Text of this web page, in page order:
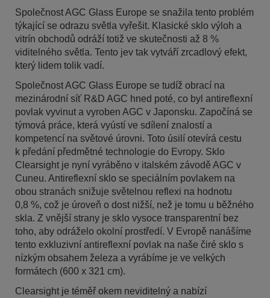
Společnost AGC Glass Europe se snažila tento problém
týkající se odrazu světla vyřešit. Klasické sklo výloh a
vitrín obchodů odráží totiž ve skutečnosti až 8 %
viditelného světla. Tento jev tak vytváří zrcadlový efekt,
který lidem tolik vadí.
Společnost AGC Glass Europe se tudíž obrací na
mezinárodní síť R&D AGC hned poté, co byl antireflexní
povlak vyvinut a vyroben AGC v Japonsku. Započíná se
týmová práce, která vyústí ve sdílení znalostí a
kompetencí na světové úrovni. Toto úsilí otevírá cestu
k předání předmětné technologie do Evropy. Sklo
Clearsight je nyní vyráběno v italském závodě AGC v
Cuneu. Antireflexní sklo se speciálním povlakem na
obou stranách snižuje světelnou reflexi na hodnotu
0,8 %, což je úroveň o dost nižší, než je tomu u běžného
skla. Z vnější strany je sklo vysoce transparentní bez
toho, aby odráželo okolní prostředí. V Evropě nanášíme
tento exkluzivní antireflexní povlak na naše čiré sklo s
nízkým obsahem železa a vyrábíme je ve velkých
formátech (600 x 321 cm).
Clearsight je téměř okem neviditelný a nabízí